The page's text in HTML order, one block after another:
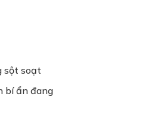
sột soạt
bí ẩn đang